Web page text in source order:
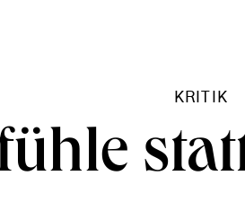
KRITIK